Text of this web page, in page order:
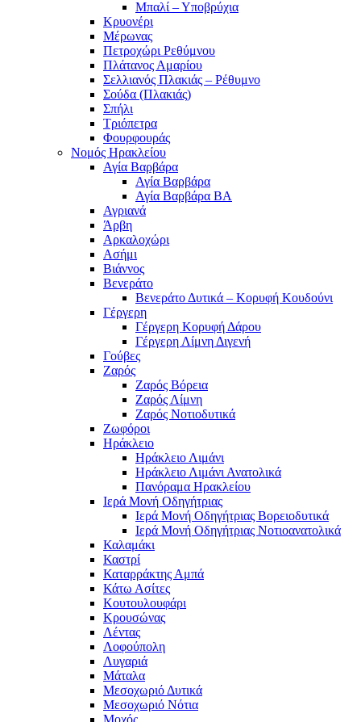
Μπαλί – Υποβρύχια
Κρυονέρι
Μέρωνας
Πετροχώρι Ρεθύμνου
Πλάτανος Αμαρίου
Σελλιανός Πλακιάς – Ρέθυμνο
Σούδα (Πλακιάς)
Σπήλι
Τριόπετρα
Φουρφουράς
Νομός Ηρακλείου
Αγία Βαρβάρα
Αγία Βαρβάρα
Αγία Βαρβάρα ΒΑ
Αγριανά
Άρβη
Αρκαλοχώρι
Ασήμι
Βιάννος
Βενεράτο
Βενεράτο Δυτικά – Κορυφή Κουδούνι
Γέργερη
Γέργερη Κορυφή Δάρου
Γέργερη Λίμνη Διγενή
Γούβες
Ζαρός
Ζαρός Βόρεια
Ζαρός Λίμνη
Ζαρός Νοτιοδυτικά
Ζωφόροι
Ηράκλειο
Ηράκλειο Λιμάνι
Ηράκλειο Λιμάνι Ανατολικά
Πανόραμα Ηρακλείου
Ιερά Μονή Οδηγήτριας
Ιερά Μονή Οδηγήτριας Βορειοδυτικά
Ιερά Μονή Οδηγήτριας Νοτιοανατολικά
Καλαμάκι
Καστρί
Καταρράκτης Αμπά
Κάτω Ασίτες
Κουτουλουφάρι
Κρουσώνας
Λέντας
Λοφούπολη
Λυγαριά
Μάταλα
Μεσοχωριό Δυτικά
Μεσοχωριό Νότια
Μοχός